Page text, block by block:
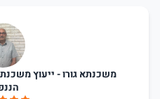
משכנתא גורו - ייעוץ